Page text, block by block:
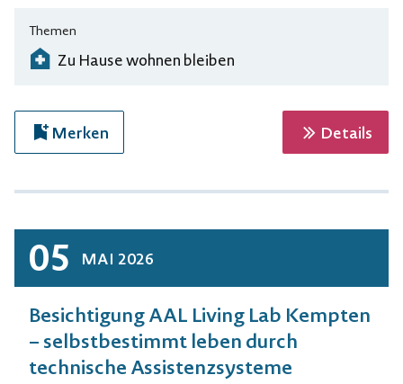
Themen
Zu Hause wohnen bleiben
Merken Details
Besichtigung AAL Living Lab Kempten
– selbstbestimmt leben durch
technische Assistenzsysteme
05 MAI 2026